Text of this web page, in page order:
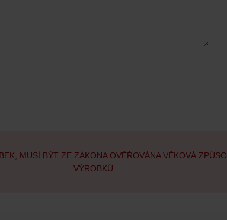
MUSÍ BÝT ZE ZÁKONA OVĚŘOVÁNA VĚKOVÁ
VÝROBKŮ.